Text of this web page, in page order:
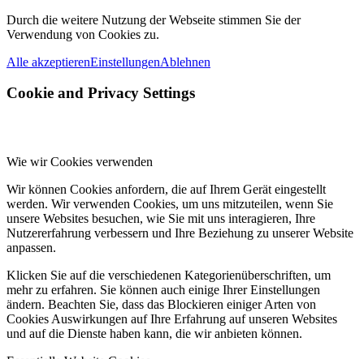
Durch die weitere Nutzung der Webseite stimmen Sie der
Verwendung von Cookies zu.
Alle akzeptierenEinstellungenAblehnen
Cookie and Privacy Settings
Wie wir Cookies verwenden
Wir können Cookies anfordern, die auf Ihrem Gerät eingestellt
werden. Wir verwenden Cookies, um uns mitzuteilen, wenn Sie
unsere Websites besuchen, wie Sie mit uns interagieren, Ihre
Nutzererfahrung verbessern und Ihre Beziehung zu unserer Website
anpassen.
Klicken Sie auf die verschiedenen Kategorienüberschriften, um
mehr zu erfahren. Sie können auch einige Ihrer Einstellungen
ändern. Beachten Sie, dass das Blockieren einiger Arten von
Cookies Auswirkungen auf Ihre Erfahrung auf unseren Websites
und auf die Dienste haben kann, die wir anbieten können.